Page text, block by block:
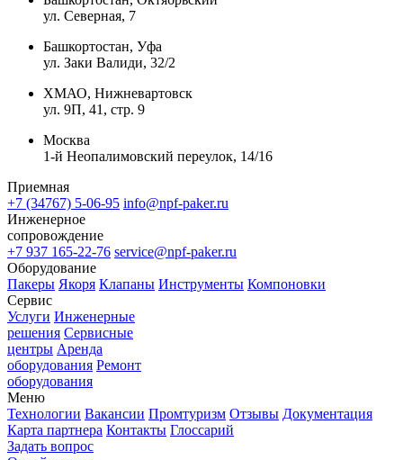
ул. Северная, 7
Башкортостан, Уфа
ул. Заки Валиди, 32/2
ХМАО, Нижневартовск
ул. 9П, 41, стр. 9
Москва
1-й Неопалимовский переулок, 14/16
Приемная
+7 (34767) 5-06-95 info@npf-paker.ru
Инженерное
сопровождение
+7 937 165-22-76 service@npf-paker.ru
Оборудование
Пакеры Якоря Клапаны Инструменты Компоновки
Сервис
Услуги Инженерные
решения Сервисные
центры Аренда
оборудования Ремонт
оборудования
Меню
Технологии Вакансии Промтуризм Отзывы Документация
Карта партнера Контакты Глоссарий
Задать вопрос